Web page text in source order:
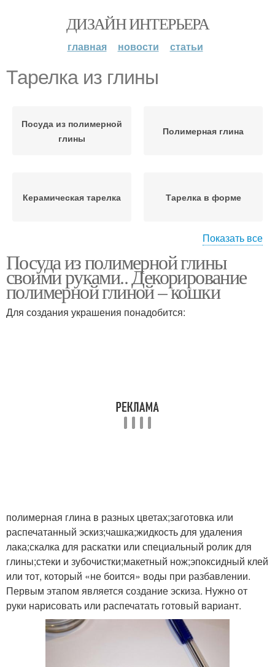
ДИЗАЙН ИНТЕРЬЕРА
главная новости статьи
Тарелка из глины
Посуда из полимерной
глины
Полимерная глина
Керамическая тарелка Тарелка в форме
Поделка из глины Посуда из глины
Показать все
Посуда из полимерной глины
своими руками.. Декорирование
полимерной глиной – кошки
Для создания украшения понадобится:
полимерная глина в разных цветах;заготовка или
распечатанный эскиз;чашка;жидкость для удаления
лака;скалка для раскатки или специальный ролик для
глины;стеки и зубочистки;макетный нож;эпоксидный клей
или тот, который «не боится» воды при разбавлении.
Первым этапом является создание эскиза. Нужно от
руки нарисовать или распечатать готовый вариант.